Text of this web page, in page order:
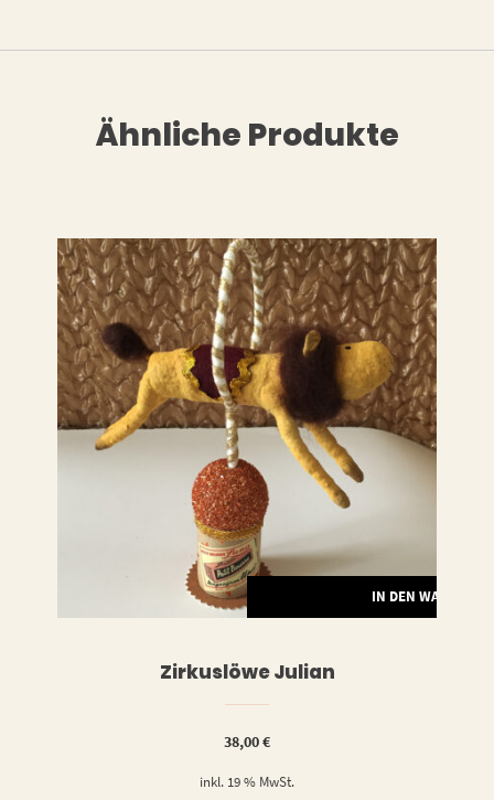
Ähnliche Produkte
IN DEN
Zirkuslöwe Julian
38,00€
inkl. 19 % MwSt.